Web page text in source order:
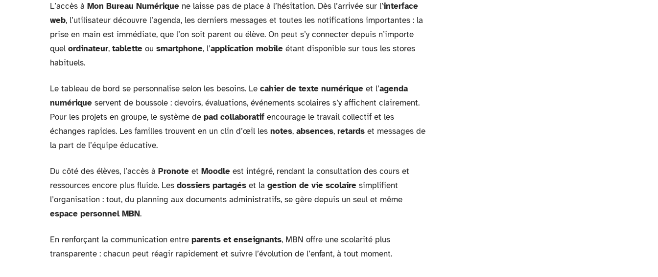
L’accès à Mon Bureau Numérique ne laisse pas de place à l’hésitation. Dès l’arrivée sur l’interface
web, l’utilisateur découvre l’agenda, les derniers messages et toutes les notifications importantes : la
prise en main est immédiate, que l’on soit parent ou élève. On peut s’y connecter depuis n’importe
quel ordinateur, tablette ou smartphone, l’application mobile étant disponible sur tous les stores
habituels.
Le tableau de bord se personnalise selon les besoins. Le cahier de texte numérique et l’agenda
numérique servent de boussole : devoirs, évaluations, événements scolaires s’y affichent clairement.
Pour les projets en groupe, le système de pad collaboratif encourage le travail collectif et les
échanges rapides. Les familles trouvent en un clin d’œil les notes, absences, retards et messages de
la part de l’équipe éducative.
Du côté des élèves, l’accès à Pronote et Moodle est intégré, rendant la consultation des cours et
ressources encore plus fluide. Les dossiers partagés et la gestion de vie scolaire simplifient
l’organisation : tout, du planning aux documents administratifs, se gère depuis un seul et même
espace personnel MBN.
En renforçant la communication entre parents et enseignants, MBN offre une scolarité plus
transparente : chacun peut réagir rapidement et suivre l’évolution de l’enfant, à tout moment.